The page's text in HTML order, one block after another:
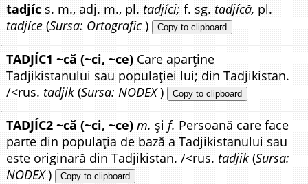
tadjíc s. m., adj. m., pl. tadjíci;f. sg. tadjícă, pl.
tadjíce (Sursa: Ortografic ) Copy to clipboard
TADJÍC1 ~că (~ci, ~ce) Care aparține
Tadjikistanului sau populației lui; din Tadjikistan.
/<rus.tadjik (Sursa: NODEX) Copy to clipboard
TADJÍC2 ~că (~ci, ~ce) m. șif. Persoană care face
parte din populația de bază a Tadjikistanului sau
este originară din Tadjikistan. /<rus. tadjik (Sursa:
NODEX) Copy to clipboard